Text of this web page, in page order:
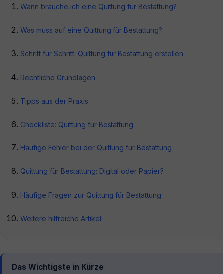
Wann brauche ich eine Quittung für Bestattung?
Was muss auf eine Quittung für Bestattung?
Schritt für Schritt: Quittung für Bestattung erstellen
Rechtliche Grundlagen
Tipps aus der Praxis
Checkliste: Quittung für Bestattung
Häufige Fehler bei der Quittung für Bestattung
Quittung für Bestattung: Digital oder Papier?
Häufige Fragen zur Quittung für Bestattung
Weitere hilfreiche Artikel
Das Wichtigste in Kürze